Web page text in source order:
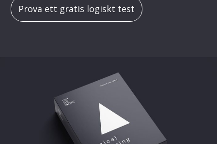
Prova ett gratis logiskt test